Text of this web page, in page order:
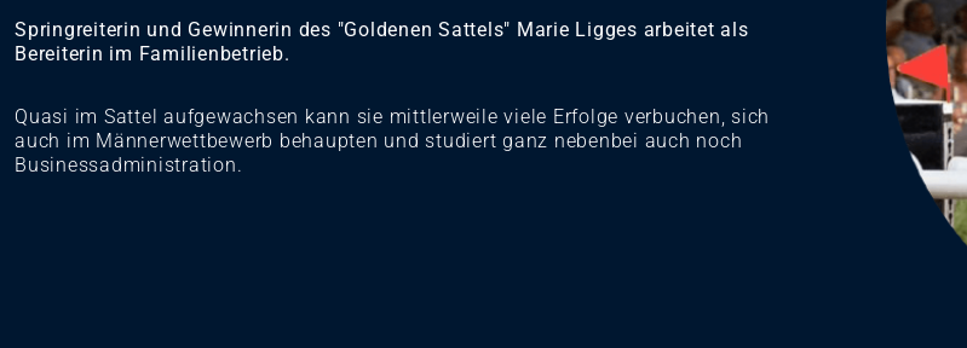
Springreiterin und Gewinnerin des "Goldenen Sattels" Marie Ligges arbeitet als
Bereiterin im Familienbetrieb.
Quasi im Sattel aufgewachsen kann sie mittlerweile viele Erfolge verbuchen, sich
auch im Männerwettbewerb behaupten und studiert ganz nebenbei auch noch
Businessadministration.